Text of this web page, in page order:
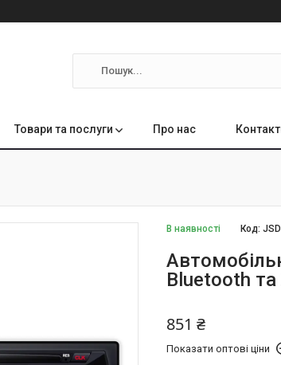
Товари та послуги Про нас
В наявності Код:
Bluetooth та
851 ₴
Показати оптові ціни